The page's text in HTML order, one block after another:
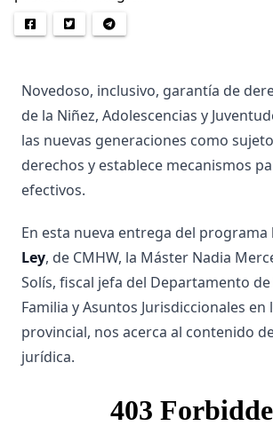
Novedoso, inclusivo, garantía de
de la Niñez, Adolescencias y
las nuevas generaciones como
derechos y establece mecanismos
efectivos.
En esta nueva entrega del programa
Ley, de CMHW, la Máster Nadia
Solís, fiscal jefa del Departamento
Familia y Asuntos Jurisdiccionales en
provincial, nos acerca al contenido
jurídica.